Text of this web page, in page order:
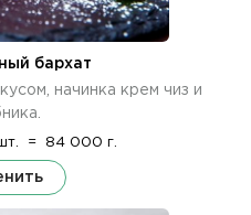
бархат
начинка крем чиз и
= 84 000 г.